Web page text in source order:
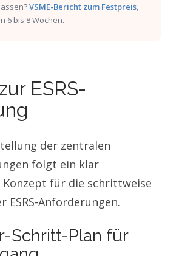
VSME-Bericht zum Festpreis,
6 bis 8 Wochen.
ESRS-
der zentralen
folgt ein klar
für die schrittweise
ESRS-Anforderungen.
Schritt-Plan für